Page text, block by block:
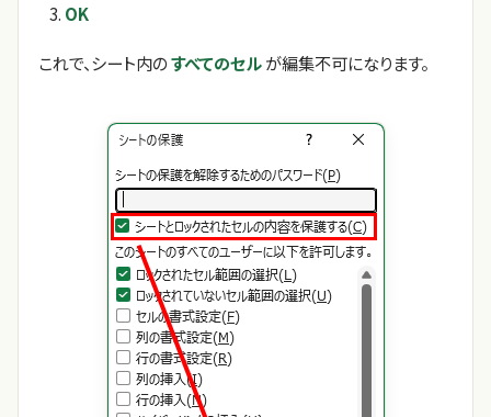
OK
これで、シート内のすべてのセルが編集不可になります。